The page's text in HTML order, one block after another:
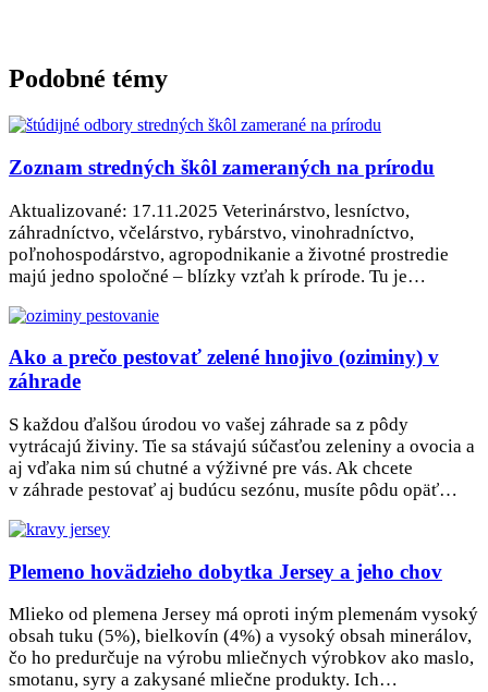
Podobné témy
Zoznam stredných škôl zameraných na prírodu
Aktualizované: 17.11.2025 Veterinárstvo, lesníctvo,
záhradníctvo, včelárstvo, rybárstvo, vinohradníctvo,
poľnohospodárstvo, agropodnikanie a životné prostredie
majú jedno spoločné – blízky vzťah k prírode. Tu je…
Ako a prečo pestovať zelené hnojivo (oziminy) v
záhrade
S každou ďalšou úrodou vo vašej záhrade sa z pôdy
vytrácajú živiny. Tie sa stávajú súčasťou zeleniny a ovocia a
aj vďaka nim sú chutné a výživné pre vás. Ak chcete
v záhrade pestovať aj budúcu sezónu, musíte pôdu opäť…
Plemeno hovädzieho dobytka Jersey a jeho chov
Mlieko od plemena Jersey má oproti iným plemenám vysoký
obsah tuku (5%), bielkovín (4%) a vysoký obsah minerálov,
čo ho predurčuje na výrobu mliečnych výrobkov ako maslo,
smotanu, syry a zakysané mliečne produkty. Ich…